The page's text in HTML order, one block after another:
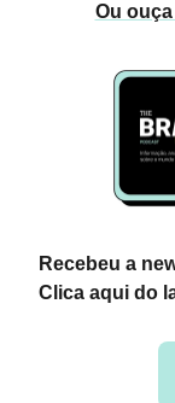
Ou
Recebeu a
Clica aqui do